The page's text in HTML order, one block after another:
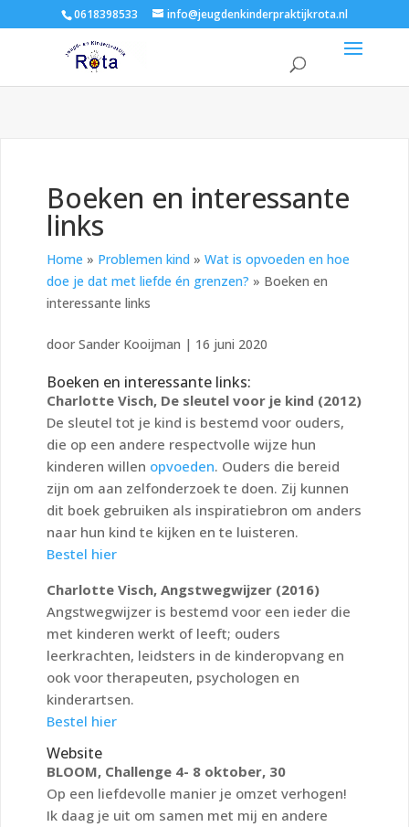
0618398533 info@jeugdenkinderpraktijkrota.nl
Boeken en interessante
links
Home » Problemen kind » Wat is opvoeden en hoe
doe je dat met liefde én grenzen? » Boeken en
interessante links
door Sander Kooijman | 16 juni 2020
Boeken en interessante links:
Charlotte Visch, De sleutel voor je kind (2012)
De sleutel tot je kind is bestemd voor ouders,
die op een andere respectvolle wijze hun
kinderen willen opvoeden. Ouders die bereid
zijn om aan zelfonderzoek te doen. Zij kunnen
dit boek gebruiken als inspiratiebron om anders
naar hun kind te kijken en te luisteren.
Bestel hier
Charlotte Visch, Angstwegwijzer (2016)
Angstwegwijzer is bestemd voor een ieder die
met kinderen werkt of leeft; ouders
leerkrachten, leidsters in de kinderopvang en
ook voor therapeuten, psychologen en
kinderartsen.
Bestel hier
Website
BLOOM, Challenge 4- 8 oktober, 30
Op een liefdevolle manier je omzet verhogen!
Ik daag je uit om samen met mij en andere